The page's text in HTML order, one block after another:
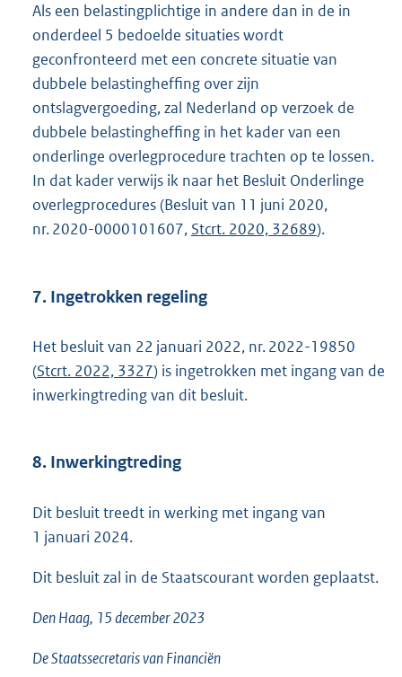
Als een belastingplichtige in andere dan in de in
onderdeel 5 bedoelde situaties wordt
geconfronteerd met een concrete situatie van
dubbele belastingheffing over zijn
ontslagvergoeding, zal Nederland op verzoek de
dubbele belastingheffing in het kader van een
onderlinge overlegprocedure trachten op te lossen.
In dat kader verwijs ik naar het Besluit Onderlinge
overlegprocedures (Besluit van 11 juni 2020,
nr. 2020-0000101607, Stcrt. 2020, 32689).
7. Ingetrokken regeling
Het besluit van 22 januari 2022, nr. 2022-19850
(Stcrt. 2022, 3327) is ingetrokken met ingang van de
inwerkingtreding van dit besluit.
8. Inwerkingtreding
Dit besluit treedt in werking met ingang van
1 januari 2024.
Dit besluit zal in de Staatscourant worden geplaatst.
Den Haag, 15 december 2023
De Staatssecretaris van Financiën